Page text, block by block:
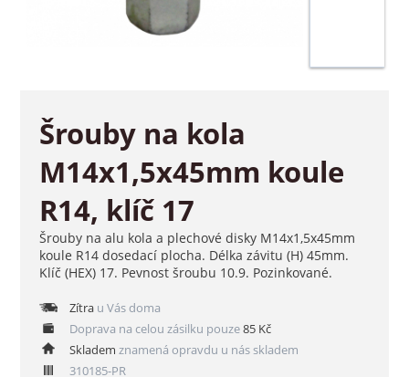
Šrouby na kola
M14x1,5x45mm koule
R14, klíč 17
Šrouby na alu kola a plechové disky M14x1,5x45mm
koule R14 dosedací plocha. Délka závitu (H) 45mm.
Klíč (HEX) 17. Pevnost šroubu 10.9. Pozinkované.
Zítrau Vás doma
Doprava na celou zásilku pouze85 Kč
Skladem znamená opravdu u nás skladem
310185-PR